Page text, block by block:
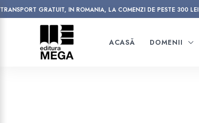
TRANSPORT GRATUIT, IN ROMANIA, LA COMENZI DE PESTE 300 LEI
ACASĂ DOMENII